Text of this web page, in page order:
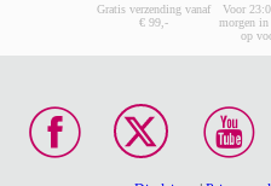
Gratis verzending vanaf
€ 99,-
Voor
morgen
op